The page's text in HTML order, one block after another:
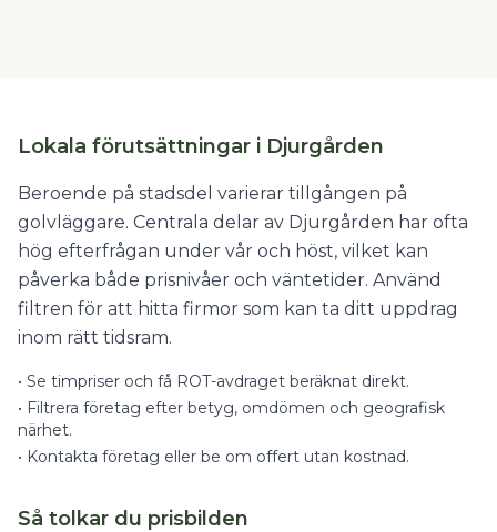
Lokala förutsättningar i Djurgården
Beroende på stadsdel varierar tillgången på
golvläggare. Centrala delar av Djurgården har ofta
hög efterfrågan under vår och höst, vilket kan
påverka både prisnivåer och väntetider. Använd
filtren för att hitta firmor som kan ta ditt uppdrag
inom rätt tidsram.
• Se timpriser och få ROT-avdraget beräknat direkt.
• Filtrera företag efter betyg, omdömen och geografisk
närhet.
• Kontakta företag eller be om offert utan kostnad.
Så tolkar du prisbilden